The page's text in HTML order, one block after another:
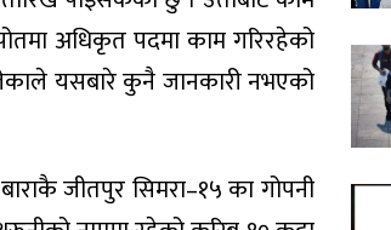
अधिकृत पदमा काम गरिरहेको
यसबारे कुनै जानकारी नभएको
जीतपुर सिमरा–१५ का गोपनी